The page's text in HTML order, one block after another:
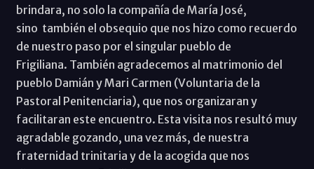
brindara, no solo la compañía de María José,
sino también el obsequio que nos hizo como recuerdo
de nuestro paso por el singular pueblo de
Frigiliana. También agradecemos al matrimonio del
pueblo Damián y Mari Carmen (Voluntaria de la
Pastoral Penitenciaria), que nos organizaran y
facilitaran este encuentro. Esta visita nos resultó muy
agradable gozando, una vez más, de nuestra
fraternidad trinitaria y de la acogida que nos